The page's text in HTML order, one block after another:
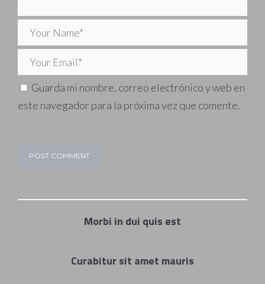
Guarda mi nombre, correo electrónico y web en
este navegador para la próxima vez que comente.
Morbi in dui quis est
Curabitur sit amet mauris